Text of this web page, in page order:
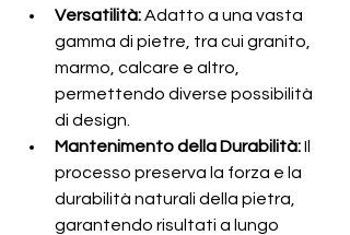
Versatilità: Adatto a una vasta
gamma di pietre, tra cui granito,
marmo, calcare e altro,
permettendo diverse possibilità
di design.
Mantenimento della Durabilità: Il
processo preserva la forza e la
durabilità naturali della pietra,
garantendo risultati a lungo